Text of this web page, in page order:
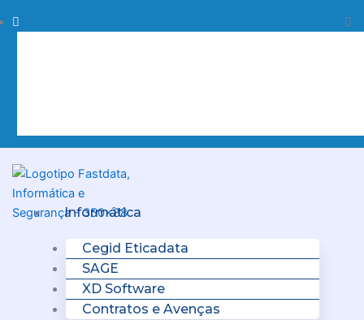
to
Procurar
Informática
Cegid Eticadata
SAGE
XD Software
Contratos e Avenças
Menu